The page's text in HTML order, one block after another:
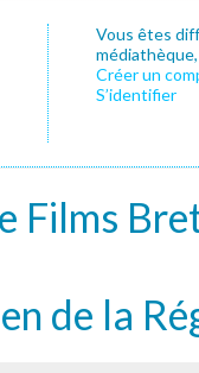
Vous êtes
Créer un
S’identifier
Films
de la